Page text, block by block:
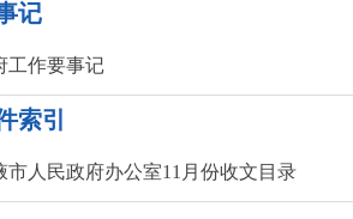
记
工作要事记
索引
市人民政府办公室11月份收文目录